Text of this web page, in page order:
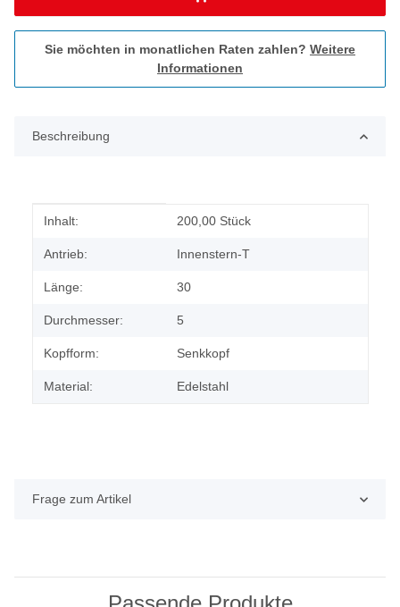
Sie möchten in monatlichen Raten zahlen? Weitere
Informationen
Beschreibung
Produkteigenschaft
Wert
Inhalt: 200,00 Stück
Antrieb: Innenstern-T
Länge: 30
Durchmesser: 5
Kopfform: Senkkopf
Material: Edelstahl
Frage zum Artikel